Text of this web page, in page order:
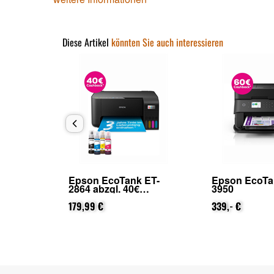
Diese Artikel könnten Sie auch interessieren
Epson EcoTank ET-
2864 abzgl. 40€
Cashback (von Epson
nach Registrierung)
179,99 €
Epson
3950
339,- €